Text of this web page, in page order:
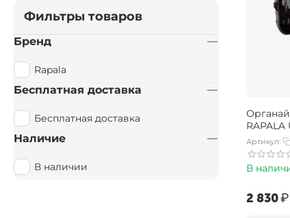
Артикул:
В
‍2 830‍₽
Фильтры товаров
Бренд
Rapala
Бесплатная доставка
Бесплатная доставка
Наличие
В наличии